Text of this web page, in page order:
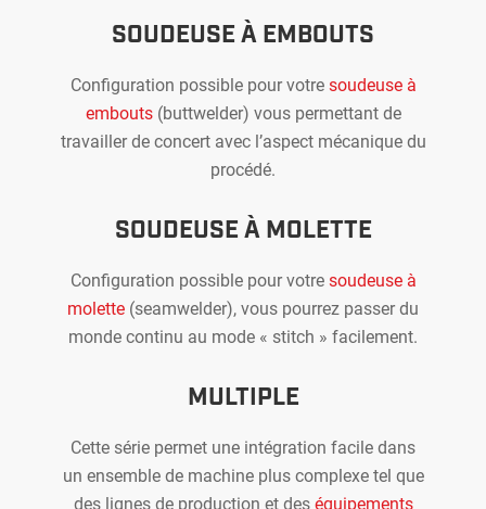
SOUDEUSE À EMBOUTS
Configuration possible pour votre soudeuse à
embouts(buttwelder) vous permettant de
travailler de concert avec l’aspect mécanique du
procédé.
SOUDEUSE À MOLETTE
Configuration possible pour votre soudeuse à
molette (seamwelder), vous pourrez passer du
monde continu au mode « stitch » facilement.
MULTIPLE
Cette série permet une intégration facile dans
un ensemble de machine plus complexe tel que
des lignes de production et des équipements